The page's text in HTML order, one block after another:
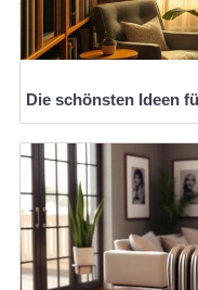
Die schönsten Ideen